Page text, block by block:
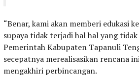
“Benar, kami akan memberi edukasi
supaya tidak terjadi hal hal yang
Pemerintah Kabupaten Tapanuli
secepatnya merealisasikan rencana
mengakhiri perbincangan.